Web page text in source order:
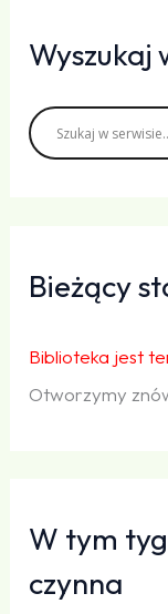
Wyszukaj
Bieżący
Biblioteka jest
Otworzymy
W tym
czynna